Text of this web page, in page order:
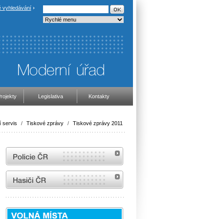
vyhledávání
Legislativa Kontakty
servis / Tiskové zprávy / Tiskové zprávy 2011
internetové stránky Policie ČR
internetové stránky Hasiči ČR